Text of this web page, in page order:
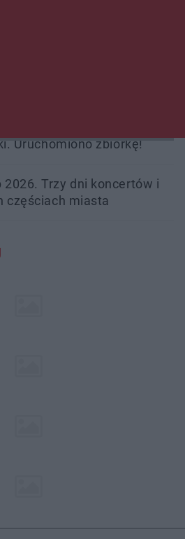
Uruchomiono zbiórkę!
2026. Trzy dni koncertów i
częściach miasta